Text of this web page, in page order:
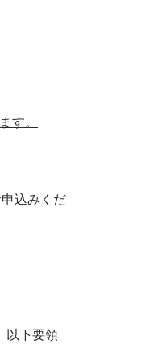
す。
込みくだ
以下要領